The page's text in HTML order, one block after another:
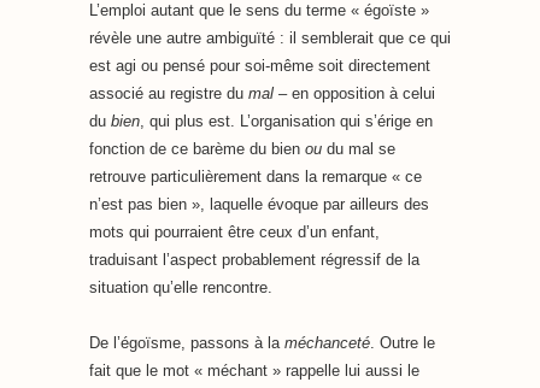
L’emploi autant que le sens du terme « égoïste »
révèle une autre ambiguïté : il semblerait que ce qui
est agi ou pensé pour soi-même soit directement
associé au registre du mal – en opposition à celui
du bien, qui plus est. L’organisation qui s’érige en
fonction de ce barème du bien ou du mal se
retrouve particulièrement dans la remarque « ce
n’est pas bien », laquelle évoque par ailleurs des
mots qui pourraient être ceux d’un enfant,
traduisant l’aspect probablement régressif de la
situation qu’elle rencontre.
De l’égoïsme, passons à la méchanceté. Outre le
fait que le mot « méchant » rappelle lui aussi le